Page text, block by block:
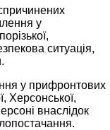
у
ситуація,
у прифронтових
Херсонської,
внаслідок